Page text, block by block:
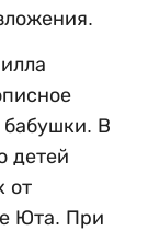
В
детей
от
Юта. При